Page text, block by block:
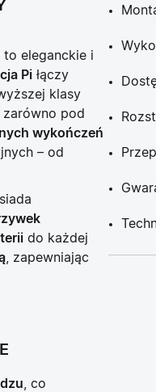
to eleganckie i
Pi łączy
klasy
zarówno pod
wykończeń
– od
do każdej
, zapewniając
, co